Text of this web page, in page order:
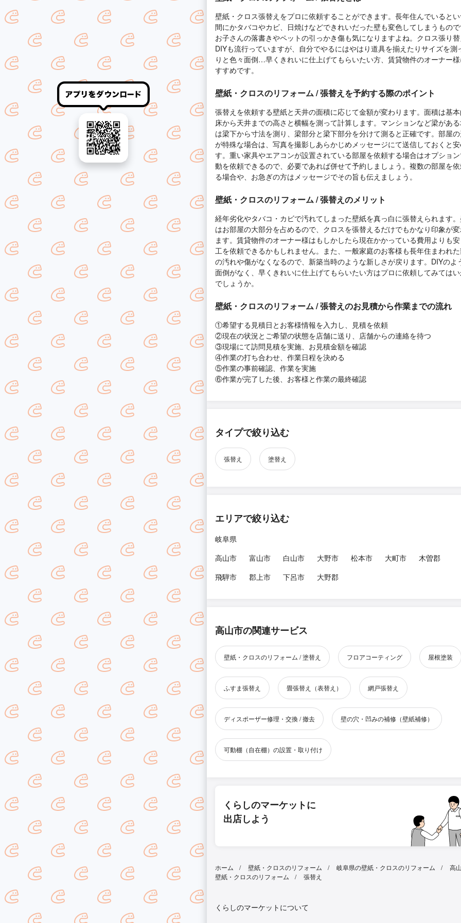
壁紙・クロス張替えをプロに依頼することができます。長年住んでいると
間にかタバコやカビ、日焼けなどできれいだった壁も変色してしまうもの
お子さんの落書きやペットの引っかき傷も気になりますよね。クロス張り
DIYも流行っていますが、自分でやるにはやはり道具を揃えたりサイズを測
りと色々面倒…早くきれいに仕上げてもらいたい方、賃貸物件のオーナー
すすめです。
壁紙・クロスのリフォーム / 張替えを予約する際のポイント
張替えを依頼する壁紙と天井の面積に応じて金額が変わります。面積は基
床から天井までの高さと横幅を測って計算します。マンションなど梁があ
は梁下から寸法を測り、梁部分と梁下部分を分けて測ると正確です。部屋
が特殊な場合は、写真を撮影しあらかじめメッセージにて送信しておくと
す。重い家具やエアコンが設置されている部屋を依頼する場合はオプショ
動を依頼できるので、必要であれば併せて予約しましょう。複数の部屋を
る場合や、お急ぎの方はメッセージでその旨も伝えましょう。
壁紙・クロスのリフォーム / 張替えのメリット
経年劣化やタバコ・カビで汚れてしまった壁紙を真っ白に張替えられます
はお部屋の大部分を占めるので、クロスを張替えるだけでもかなり印象が
ます。賃貸物件のオーナー様はもしかしたら現在かかっている費用よりも
工を依頼できるかもしれません。また、一般家庭のお客様も長年住まわれ
の汚れや傷がなくなるので、新築当時のような新しさが戻ります。DIYのよ
面倒がなく、早くきれいに仕上げてもらいたい方はプロに依頼してみては
でしょうか。
壁紙・クロスのリフォーム / 張替えのお見積から作業までの流れ
①希望する見積日とお客様情報を入力し、見積を依頼
②現在の状況とご希望の状態を店舗に送り、店舗からの連絡を待つ
③現場にて訪問見積を実施、お見積金額を確認
④作業の打ち合わせ、作業日程を決める
⑤作業の事前確認、作業を実施
⑥作業が完了した後、お客様と作業の最終確認
タイプで絞り込む
張替え 塗替え
エリアで絞り込む
岐阜県
高山市
富山市 白山市 大野市 松本市 大町市
木曽郡
飛騨市
郡上市 下呂市 大野郡
高山市の関連サービス
壁紙・クロスのリフォーム / 塗替え フロアコーティング 屋根塗装
ふすま張替え 畳張替え（表替え） 網戸張替え
ディスポーザー修理・交換 / 撤去 壁の穴・凹みの補修（壁紙補修）
可動棚（自在棚）の設置・取り付け
くらしのマーケットに
出店しよう
ホーム 壁紙・クロスのリフォーム 岐阜県の壁紙・クロスのリフォーム
高
壁紙・クロスのリフォーム
張替え
くらしのマーケットについて